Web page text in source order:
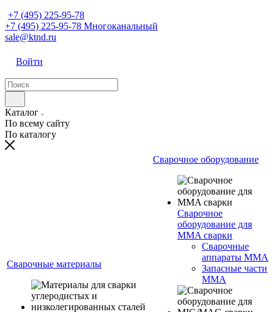
+7 (495) 225-95-78
+7 (495) 225-95-78 Многоканальный
sale@ktnd.ru
Войти
Каталог
По всему сайту
По каталогу
Сварочные материалы
Сварочное оборудование
Сварочное
оборудование для
MMA сварки
Сварочные
аппараты MMA
Запасные части
MMA